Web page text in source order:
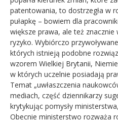
patentowania, to dostrzegła w
pułapkę – bowiem dla
większe prawa, ale też
ryzyko. Wybiórczo
których istnieją podobne
wzorem Wielkiej Brytanii,
w których uczelnie posiadają
Temat „uwłaszczenia
mediach, część dziennikarzy
krytykując pomysły
Obecnie ministerstwo rozważa